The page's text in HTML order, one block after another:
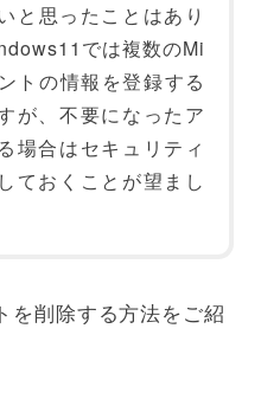
と思ったことはあり
では複数のMi
トの情報を登録する
が、不要になったア
場合はセキュリティ
ておくことが望まし
を削除する方法をご紹